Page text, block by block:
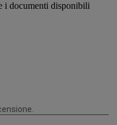
i documenti disponibili